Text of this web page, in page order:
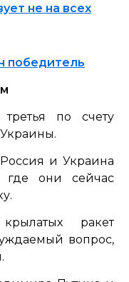
не на всех
победитель
по счету
и Украина
где они сейчас
ракет
вопрос,